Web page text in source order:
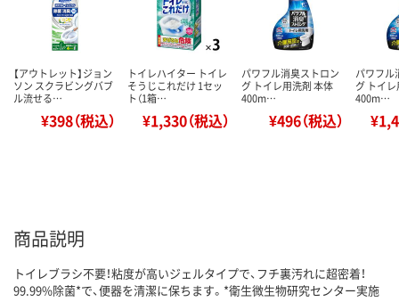
【アウトレット】ジョン
ソン スクラビングバブ
ル流せる…
¥398（税込）
トイレハイター トイレ
そうじこれだけ 1セッ
ト（1箱…
¥1,330（税込）
パワフル消臭ストロン
グ トイレ用洗剤 本体
400m…
¥496（税込）
パワフル
グ トイ
400m…
商品説明
トイレブラシ不要！粘度が高いジェルタイプで、フチ裏汚れに超密着！
99.99%除菌*で、便器を清潔に保ちます。*衛生微生物研究センター実施